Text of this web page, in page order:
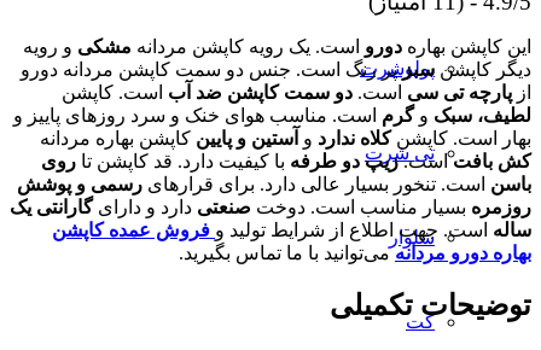
پولوشرت
تی شرت
شلوار
کت
این کاپشن بهاره دورو است. یک رویه کاپشن مردانه مشکی و رویه
دیگر کاپشن سبزپر رنگ است. جنس دو سمت کاپشن مردانه دورو
از پارچه تی سی است. دو سمت کاپشن ضد آب است. کاپشن
لطیف، سبک وگرم است. مناسب هوای خنک و سرد روزهای پاییز و
بهار است. کاپشنکلاه ندارد و آستین و پایین کاپشن بهاره مردانه
کش بافتاست.زیپ دو طرفه با کیفیت دارد. قد کاپشن تا روی
باسن است. تنخور بسیار عالی دارد. برای قرارهای رسمی و پوشش
روزمره بسیار مناسب است. دوخت صنعتی دارد و دارای گارانتی یک
ساله است. جهت اطلاع از شرایط تولید و فروش عمده کاپشن
بهاره دورو مردانهمی‌توانید با ما تماس بگیرید.
توضیحات تکمیلی